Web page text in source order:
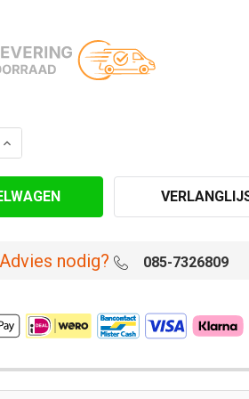
VAN RONDE NYLON
VERHOOG AANTAL VAN RONDE
Advies nodig? 085-7326809